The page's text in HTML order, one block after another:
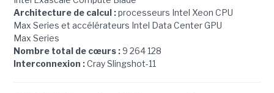
Architecture de calcul :processeurs Intel Xeon CPU
Max Series et accélérateurs Intel Data Center GPU
Max Series
Nombre total de cœurs :9 264 128
Interconnexion :Cray Slingshot-11